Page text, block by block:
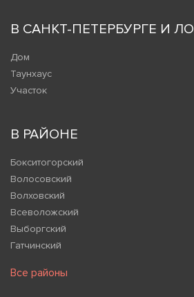
В САНКТ-ПЕТЕРБУРГЕ И ЛО
Дом
Таунхаус
Участок
В РАЙОНЕ
Бокситогорский
Волосовский
Волховский
Всеволожский
Выборгский
Гатчинский
Все районы